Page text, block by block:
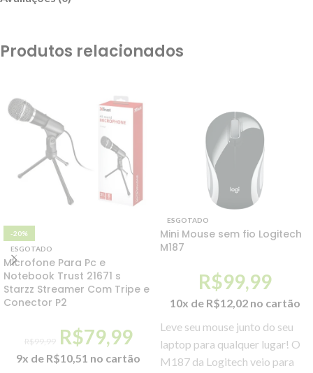
Produtos relacionados
-20%
ESGOTADO
Microfone Para Pc e
Notebook Trust 21671 s
Starzz Streamer Com Tripe e
Conector P2
R$99,99 R$79,99
9x de R$10,51 no cartão
ESGOTADO
Mini Mouse sem fio Logitech
M187
R$99,99
10x de R$12,02 no cartão
Leve seu mouse junto do seu
laptop para qualquer lugar! O
M187 da Logitech veio para